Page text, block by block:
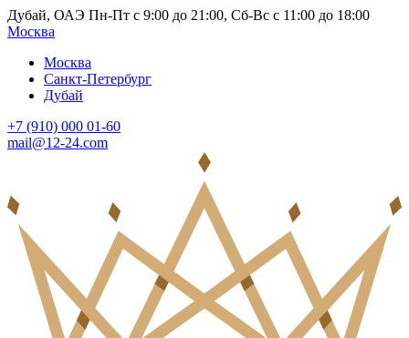
Дубай, ОАЭ Пн-Пт с 9:00 до 21:00, Сб-Вс с 11:00 до 18:00
Москва
Москва
Санкт-Петербург
Дубай
+7 (910) 000 01-60
mail@12-24.com